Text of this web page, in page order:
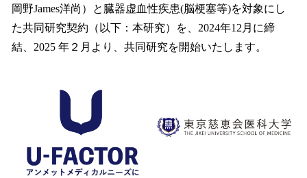
で
す
岡野James洋尚）と臓器虚血性疾患(脳梗塞等)を対象にし
た共同研究契約（以下：本研究）を、2024年12月に締
結、2025 年２月より、共同研究を開始いたします。